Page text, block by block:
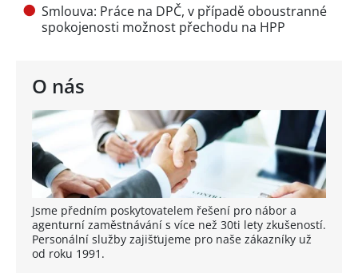
O nás
Jsme předním poskytovatelem řešení pro nábor a
agenturní zaměstnávání s více než 30ti lety zkušeností.
Personální služby zajišťujeme pro naše zákazníky už
od roku 1991.
Smlouva: Práce na DPČ, v případě oboustranné
spokojenosti možnost přechodu na HPP